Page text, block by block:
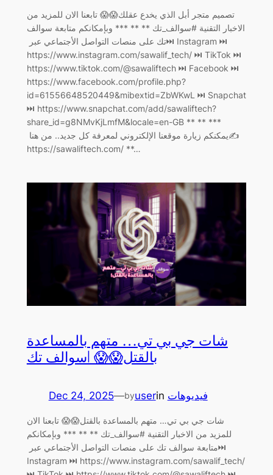
تصميم متجر أبل الذي يخدع عقلك😱😱 تابعنا الان للمزيد من
الاخبار التقنية #سوالف_تك ** ** *** وبإمكانكم متابعة سوالف
تك على منصات التواصل الأجتماعي عبر ‏⏭ Instagram ⏭
https://www.instagram.com/sawalif_tech/ ‏⏭ TikTok ⏭
https://www.tiktok.com/@sawaliftech ‏⏭ Facebook ⏭
https://www.facebook.com/profile.php?
id=61556648520449&mibextid=ZbWKwL ‏⏭ Snapchat
⏭ https://www.snapchat.com/add/sawaliftech?
share_id=g8NMvKjLmfM&locale=en-GB ** ** ***
يمكنكم زيارة موقعنا الإلكتروني لمعرفة كل جديد.. من هنا ‏✍️
https://sawaliftech.com/ **…
شات جي بي تي… متهم بالمساعدة
بالقتل😱😱 |سوالف تك
Dec 24, 2025—byuserin فيديوهات
شات جي بي تي… متهم بالمساعدة بالقتل😱😱 تابعنا الان
للمزيد من الاخبار التقنية #سوالف_تك ** ** *** وبإمكانكم
متابعة سوالف تك على منصات التواصل الأجتماعي عبر ‏⏭
Instagram ⏭ https://www.instagram.com/sawalif_tech/